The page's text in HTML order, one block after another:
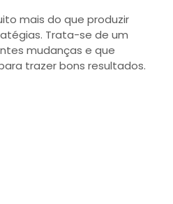
mais do que produzir
Trata-se de um
mudanças e que
trazer bons resultados.